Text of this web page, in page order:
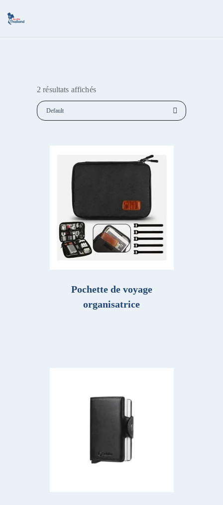
2 résultats affichés
Default
Pochette de voyage
organisatrice